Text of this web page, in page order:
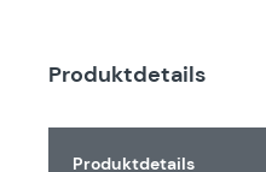
Produktdetails
Produktdetails